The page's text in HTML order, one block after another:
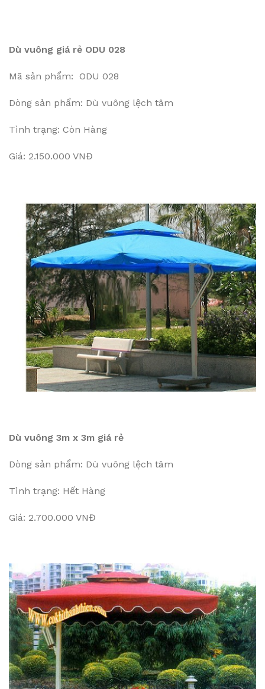
Dù vuông giá rẻ ODU 028
Mã sản phẩm: ODU 028
Dòng sản phẩm: Dù vuông lệch tâm
Tình trạng: Còn Hàng
Giá: 2.150.000 VNĐ
Dù vuông 3m x 3m giá rẻ
Dòng sản phẩm: Dù vuông lệch tâm
Tình trạng: Hết Hàng
Giá: 2.700.000 VNĐ